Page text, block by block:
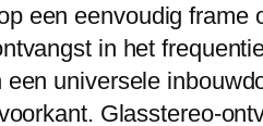
een eenvoudig
in het
universele
Glasstereo-